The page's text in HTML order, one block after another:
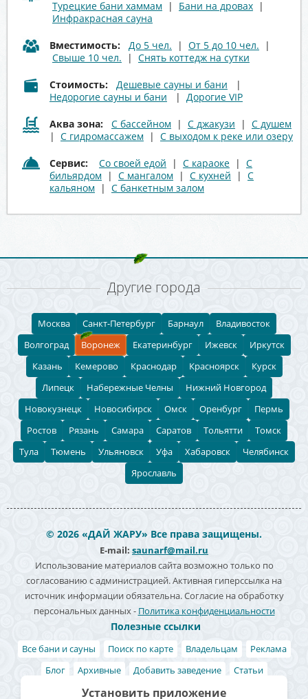
Турецкие бани хаммам | Бани на дровах |
Инфракрасная сауна
Вместимость: До 5 чел. | От 5 до 10 чел. |
Свыше 10 чел. | Снять коттедж на сутки
Стоимость: Дешевые сауны и бани |
Недорогие сауны и бани | Дорогие VIP
Аква зона: С бассейном | С джакузи | С душем
| С гидромассажем | С выходом к реке или озеру
Сервис: Со своей едой | С караоке | С
бильярдом | С мангалом | С кухней | С
кальяном | С банкетным залом
Другие города
Москва Санкт-Петербург Барнаул
Владивосток
Волгоград
Воронеж Екатеринбург Ижевск
Иркутск
Казань
Кемерово Краснодар Красноярск
Курск
Липецк
Набережные Челны
Нижний Новгород
Новокузнецк
Новосибирск Омск Оренбург
Пермь
Ростов
Рязань Самара Саратов Тольятти
Томск
Тула
Тюмень Ульяновск Уфа Хабаровск
Челябинск
Ярославль
© 2026 «ДАЙ ЖАРУ» Все права защищены.
E-mail: saunarf@mail.ru
Использование материалов сайта возможно только по
согласованию с администрацией. Активная гиперссылка на
источник информации обязательна. Согласие на обработку
персональных данных - Политика конфиденциальности
Полезные ссылки
Все бани и сауны Поиск по карте Владельцам
Реклама
Блог
Архивные Добавить заведение
Статьи
Акции и скидки
Статистика заведений